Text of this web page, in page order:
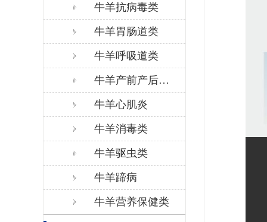
牛羊抗病毒类
牛羊胃肠道类
牛羊呼吸道类
牛羊产前产后保
健
牛羊心肌炎
牛羊消毒类
牛羊驱虫类
牛羊蹄病
牛羊营养保健类